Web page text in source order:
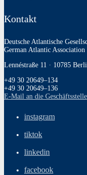
Kontakt
Deutsche Atlantische
German Atlantic Association
Lennéstraße 11 · 10785
+49 30 20649–134
+49 30 20649–136
E‑Mail an die Geschäftsstelle
instagram
tiktok
linkedin
facebook